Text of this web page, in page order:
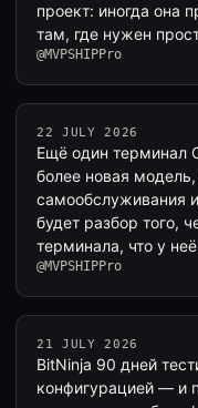
проект: иногда она
там, где нужен
@MVPSHIPPro
22 JULY 2026
Ещё один терминал
более новая
самообслуживания
будет разбор того,
терминала, что у
@MVPSHIPPro
21 JULY 2026
BitNinja 90 дней
конфигурацией — и